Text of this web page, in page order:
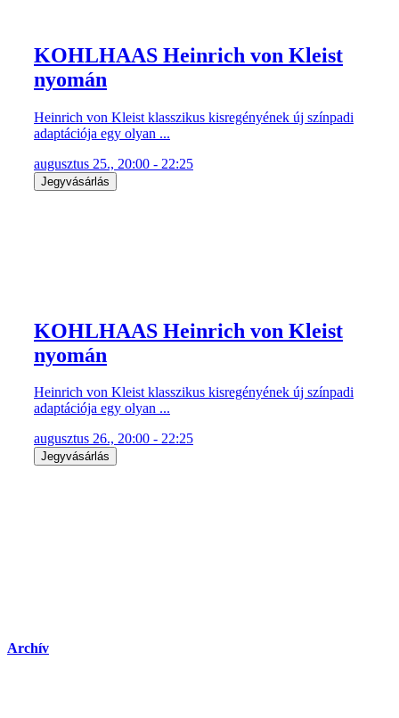
KOHLHAAS Heinrich von Kleist
nyomán
Heinrich von Kleist klasszikus kisregényének új színpadi
adaptációja egy olyan ...
augusztus 25., 20:00 - 22:25
Jegyvásárlás
KOHLHAAS Heinrich von Kleist
nyomán
Heinrich von Kleist klasszikus kisregényének új színpadi
adaptációja egy olyan ...
augusztus 26., 20:00 - 22:25
Jegyvásárlás
Archív